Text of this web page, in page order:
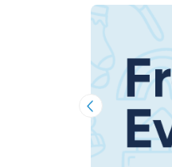
Imagem Anterior